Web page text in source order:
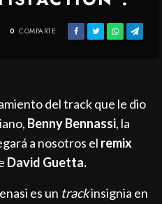
0 COMPARTE
del track que le dio
Benny Bennassi, la
a nosotros el remix
David Guetta.
es un trackinsignia en